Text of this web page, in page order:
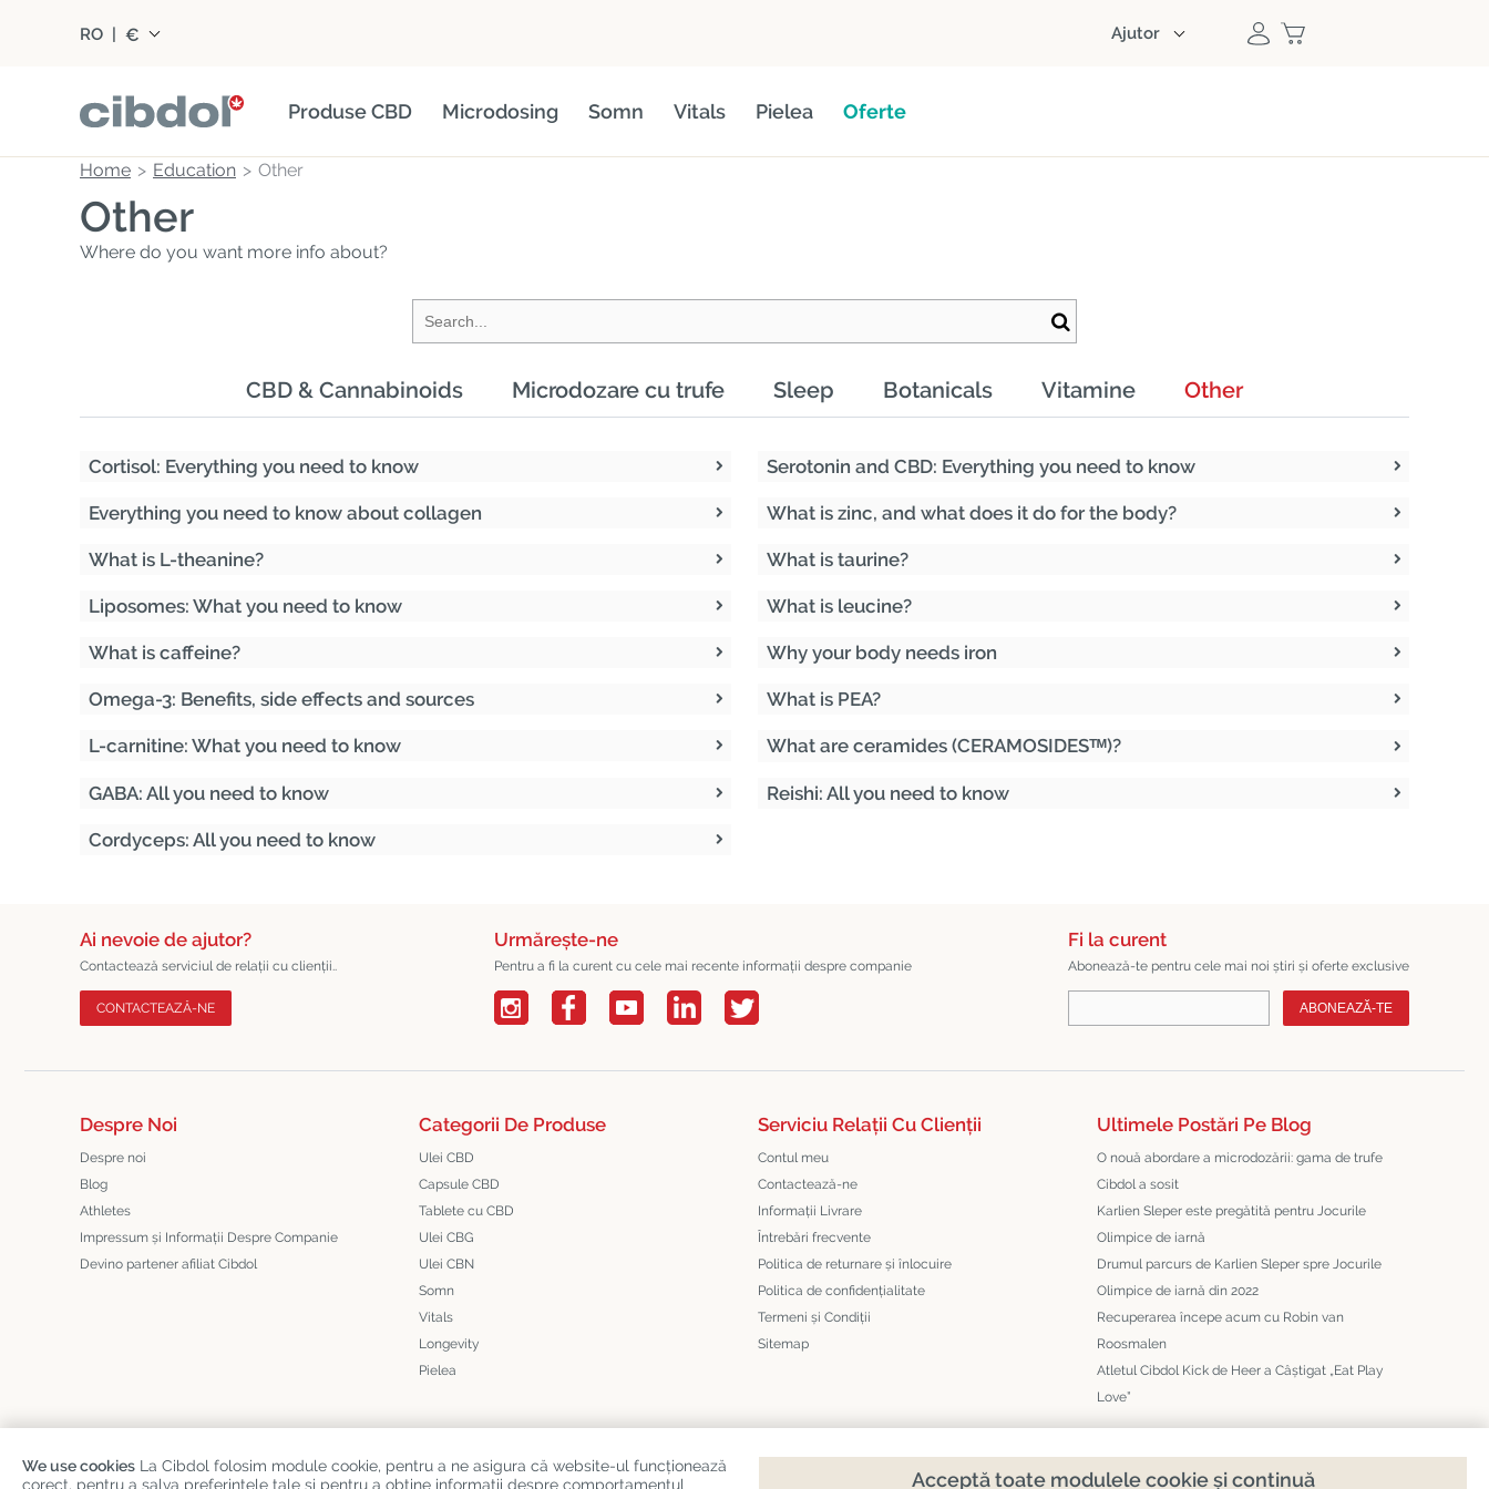
RO | € Ajutor
Produse CBD Microdosing Somn Vitals Pielea Oferte
Home Education Other
Other
Where do you want more info about?
CBD & Cannabinoids Microdozare cu trufe Sleep Botanicals Vitamine Other
Cortisol: Everything you need to know Serotonin and CBD: Everything you need to know
Everything you need to know about collagen What is zinc, and what does it do for the body?
What is L-theanine? What is taurine?
Liposomes: What you need to know What is leucine?
What is caffeine? Why your body needs iron
Omega-3: Benefits, side effects and sources What is PEA?
L-carnitine: What you need to know What are ceramides (CERAMOSIDESᵀᴹ)?
GABA: All you need to know Reishi: All you need to know
Cordyceps: All you need to know
Ai nevoie de ajutor?
Contactează serviciul de relații cu clienții..
CONTACTEAZĂ-NE
Urmărește-ne
Pentru a fi la curent cu cele mai recente informații despre companie
Fi la curent
Abonează-te pentru cele mai noi știri și oferte exclusive
ABONEAZĂ-TE
Despre Noi
Despre noi
Blog
Athletes
Impressum și Informații Despre Companie
Devino partener afiliat Cibdol
Categorii De Produse
Ulei CBD
Capsule CBD
Tablete cu CBD
Ulei CBG
Ulei CBN
Somn
Vitals
Longevity
Pielea
Serviciu Relații Cu Clienții
Contul meu
Contactează-ne
Informații Livrare
Întrebări frecvente
Politica de returnare și înlocuire
Politica de confidențialitate
Termeni și Condiții
Sitemap
Ultimele Postări Pe Blog
O nouă abordare a microdozării: gama de trufe
Cibdol a sosit
Karlien Sleper este pregătită pentru Jocurile
Olimpice de iarnă
Drumul parcurs de Karlien Sleper spre Jocurile
Olimpice de iarnă din 2022
Recuperarea începe acum cu Robin van
Roosmalen
Atletul Cibdol Kick de Heer a Câștigat „Eat Play
Love”
We use cookies La Cibdol folosim module cookie, pentru a ne asigura că website-ul funcționează
corect, pentru a salva preferințele tale și pentru a obține informații despre comportamentul
Acceptă toate modulele cookie și continuă